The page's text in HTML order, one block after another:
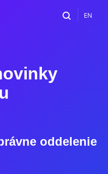
EN
oddelenie